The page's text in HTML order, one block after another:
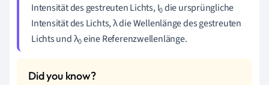
Intensität des gestreuten Lichts, I0die ursprüngliche
Intensität des Lichts, λ die Wellenlänge des gestreuten
Lichts und λ0eine Referenzwellenlänge.